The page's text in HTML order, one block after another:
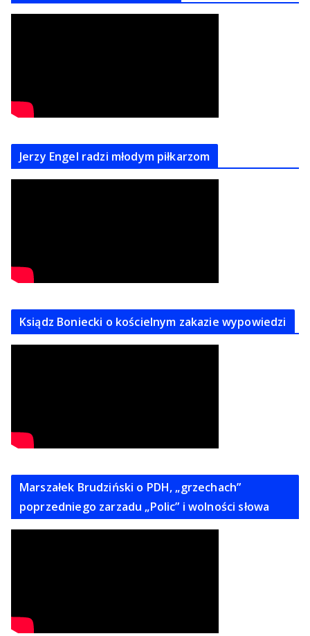
Jerzy Engel radzi młodym piłkarzom
Ksiądz Boniecki o kościelnym zakazie wypowiedzi
Marszałek Brudziński o PDH, „grzechach”
poprzedniego zarzadu „Polic” i wolności słowa